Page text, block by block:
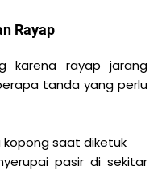
Rayap
karena rayap jarang
tanda yang perlu
saat diketuk
pasir di sekitar